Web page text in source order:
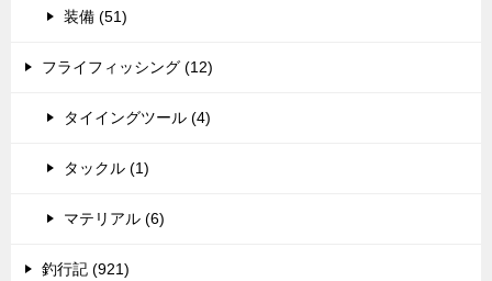
装備 (51)
フライフィッシング (12)
タイイングツール (4)
タックル (1)
マテリアル (6)
釣行記 (921)